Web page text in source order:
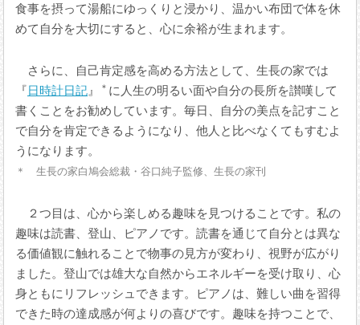
食事を摂って湯船にゆっくりと浸かり、温かい布団で体を休
めて自分を大切にすると、心に余裕が生まれます。
さらに、自己肯定感を高める方法として、生長の家では
『 日時計日記』 ＊ に人生の明るい面や自分の長所を讃嘆して
書くことをお勧めしています。毎日、自分の美点を記すこと
で自分を肯定できるようになり、他人と比べなくてもすむよ
うになります。
＊ 生長の家白鳩会総裁・谷口純子監修、生長の家刊
２つ目は、心から楽しめる趣味を見つけることです。私の
趣味は読書、登山、ピアノです。読書を通じて自分とは異な
る価値観に触れることで物事の見方が変わり、視野が広がり
ました。登山では雄大な自然からエネルギーを受け取り、心
身ともにリフレッシュできます。ピアノは、難しい曲を習得
できた時の達成感が何よりの喜びです。趣味を持つことで、